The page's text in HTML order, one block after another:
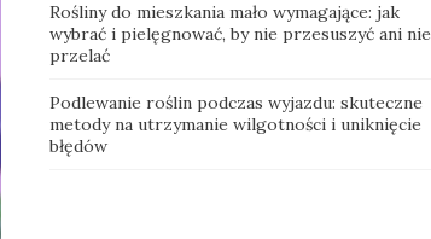
Rośliny do mieszkania mało wymagające: jak
wybrać i pielęgnować, by nie przesuszyć ani nie
przelać
Podlewanie roślin podczas wyjazdu: skuteczne
metody na utrzymanie wilgotności i uniknięcie
błędów